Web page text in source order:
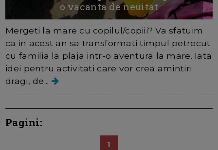
o vacanta de neuitat
Mergeti la mare cu copilul/copiii? Va sfatuim
ca in acest an sa transformati timpul petrecut
cu familia la plaja intr-o aventura la mare. Iata
idei pentru activitati care vor crea amintiri
dragi, de...
Pagini:
1